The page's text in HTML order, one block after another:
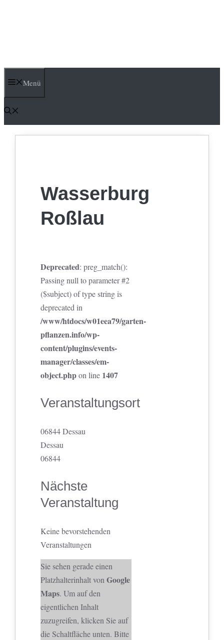
Menü
Wasserburg
Roßlau
Deprecated: preg_match():
Passing null to parameter #2
($subject) of type string is
deprecated in
/www/htdocs/w01eea79/garten-
pflanzen.info/wp-
content/plugins/events-
manager/classes/em-
object.phpon line 1407
Veranstaltungsort
06844 Dessau
Dessau
06844
Nächste
Veranstaltung
Keine bevorstehenden
Veranstaltungen
Sie sehen gerade einen
Platzhalterinhalt vonGoogle
Maps. Um auf den
eigentlichen Inhalt
zuzugreifen, klicken Sie auf
die Schaltfläche unten. Bitte